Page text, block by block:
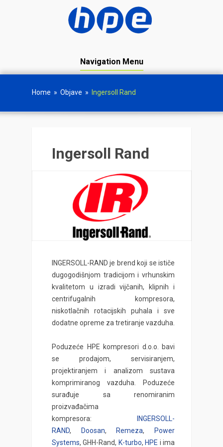
Navigation Menu
Home » Objave » Ingersoll Rand
Ingersoll Rand
INGERSOLL-RAND je brend koji se ističe
dugogodišnjom tradicijom i vrhunskim
kvalitetom u izradi vijčanih, klipnih i
centrifugalnih kompresora,
niskotlačnih rotacijskih puhala i sve
dodatne opreme za tretiranje vazduha.
Poduzeće HPE kompresori d.o.o. bavi
se prodajom, servisiranjem,
projektiranjem i analizom sustava
komprimiranog vazduha. Poduzeće
surađuje sa renomiranim
proizvađačima
kompresora:
INGERSOLL-
RAND, Doosan, Remeza,
Power
Systems, GHH-Rand, K-turbo, HPE i ima